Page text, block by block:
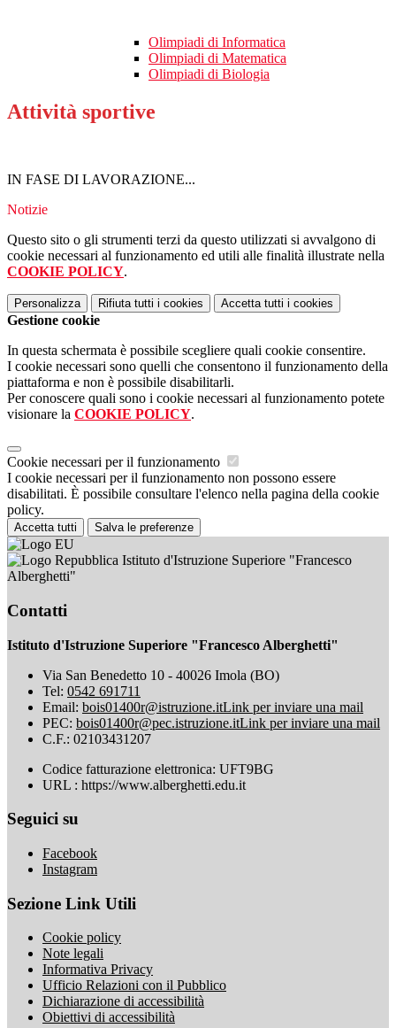
Olimpiadi di Informatica
Olimpiadi di Matematica
Olimpiadi di Biologia
Attività sportive
IN FASE DI LAVORAZIONE...
Notizie
Questo sito o gli strumenti terzi da questo utilizzati si avvalgono di
cookie necessari al funzionamento ed utili alle finalità illustrate nella
COOKIE POLICY.
Personalizza Rifiuta tutti i cookies Accetta tutti i cookies
Gestione cookie
In questa schermata è possibile scegliere quali cookie consentire.
I cookie necessari sono quelli che consentono il funzionamento della
piattaforma e non è possibile disabilitarli.
Per conoscere quali sono i cookie necessari al funzionamento potete
visionare la COOKIE POLICY.
Cookie necessari per il funzionamento
I cookie necessari per il funzionamento non possono essere
disabilitati. È possibile consultare l'elenco nella pagina della cookie
policy.
Accetta tutti Salva le preferenze
Istituto d'Istruzione Superiore "Francesco
Alberghetti"
Contatti
Istituto d'Istruzione Superiore "Francesco Alberghetti"
Via San Benedetto 10 - 40026 Imola (BO)
Tel: 0542 691711
Email: bois01400r@istruzione.itLink per inviare una mail
PEC: bois01400r@pec.istruzione.itLink per inviare una mail
C.F.: 02103431207
Codice fatturazione elettronica: UFT9BG
URL : https://www.alberghetti.edu.it
Seguici su
Facebook
Instagram
Sezione Link Utili
Cookie policy
Note legali
Informativa Privacy
Ufficio Relazioni con il Pubblico
Dichiarazione di accessibilità
Obiettivi di accessibilità